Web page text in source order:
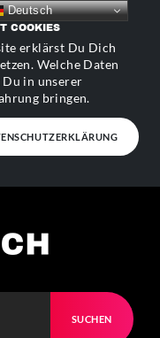
COOKIES
erklärst Du Dich
Welche Daten
Du in unserer
bringen.
SUCHEN
Deutsch